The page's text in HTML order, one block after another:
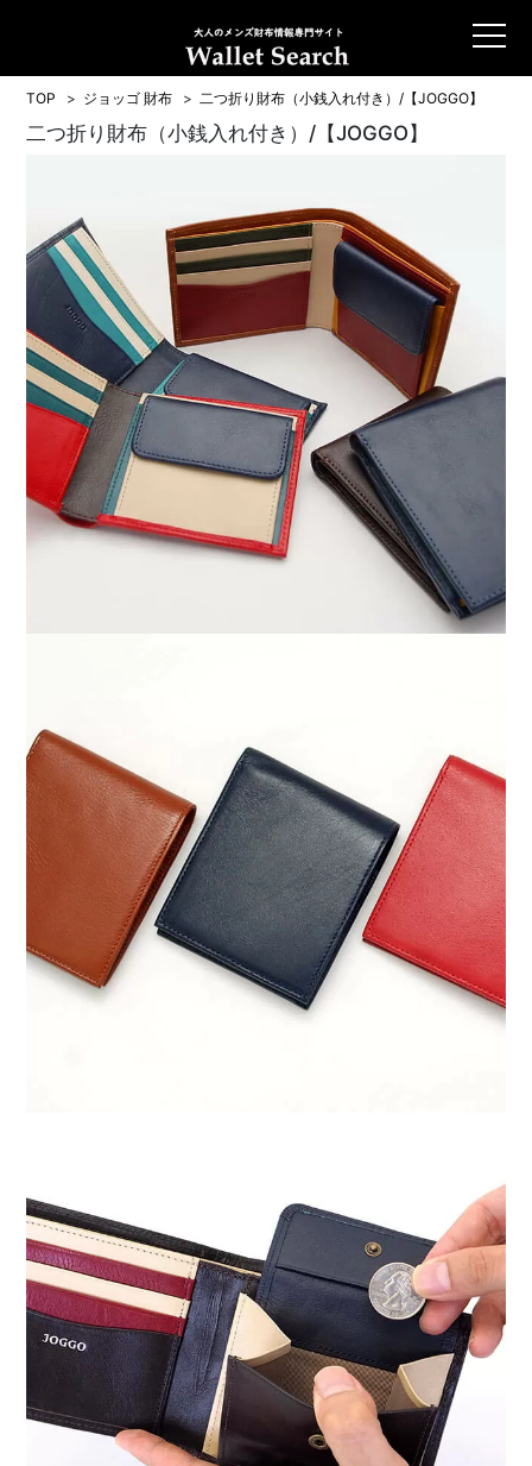
TOP ジョッゴ 財布 二つ折り財布（小銭入れ付き）/【JOGGO】
二つ折り財布（小銭入れ付き）/【JOGGO】